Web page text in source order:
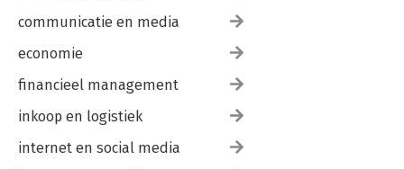
communicatie en media
economie
financieel management
inkoop en logistiek
internet en social media